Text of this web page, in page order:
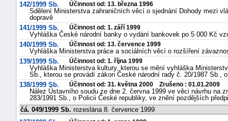
142/1999 Sb.
Účinnost od: 13. března 1996
Sdělení Ministerstva zahraničních věcí o sjednání Dohody mezi
dopravě
141/1999 Sb.
Účinnost od: 1. září 1999
Vyhláška České národní banky o vydání bankovek po 5 000 Kč
140/1999 Sb.
Účinnost od: 13. července 1999
Vyhláška Ministerstva práce a sociálních věcí o rozšíření
139/1999 Sb.
Účinnost od: 1. října 1999
Vyhláška Ministerstva kultury, kterou se mění vyhláška
Sb., kterou se provádí zákon České národní rady č. 20/1987 Sb.,
138/1999 Sb.
Účinnost od: 31. května 2000 Zrušeno : 01.01.2009
Nález Ústavního soudu ze dne 2. června 1999 ve věci návrhu na
283/1991 Sb., o Policii České republiky, ve znění pozdějších
čá. 049/1999 Sb. rozeslána 8. července 1999